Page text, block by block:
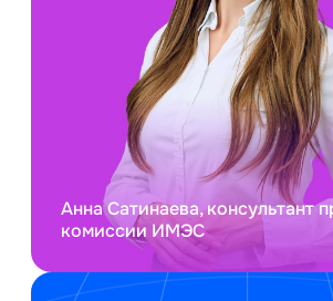
Анна Сатинаева, консультант
комиссии ИМЭС